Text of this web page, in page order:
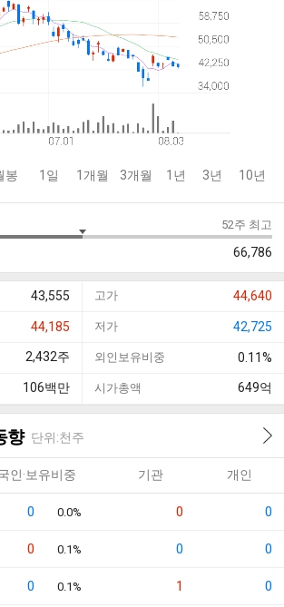
봉 1일 1개월 3개월 1년 3년 10년
52주 최고
66,786
43,555 고가 44,640
44,185 저가 42,725
2,432주 외인보유비중 0.11%
106백만 시가총액 649억
향 단위:천주
인·보유비중 기관 개인
0 0.0% 0 0
0 0.1% 0 0
0 0.1% 1 0